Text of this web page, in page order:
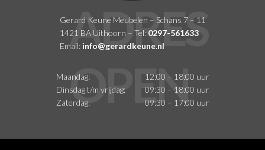
Gerard Keune Meubelen – Schans 7 – 11
1421 BA Uithoorn – Tel: 0297-561633
Email: info@gerardkeune.nl
Maandag:
12:00 – 18:00 uur
Dinsdag t/m vrijdag:
09:30 – 18:00 uur
Zaterdag:
09:30 – 17:00 uur